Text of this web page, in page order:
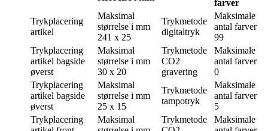
farver
Trykplacering
artikel
Maksimal
størrelse i mm
241 x 25
Trykmetode
digitaltryk
Maksimale
antal farver
99
Trykplacering
artikel bagside
øverst
Maksimal
størrelse i mm
30 x 20
Trykmetode
CO2
gravering
Maksimale
antal farver
0
Trykplacering
artikel bagside
øverst
Maksimal
størrelse i mm
25 x 15
Trykmetode
tampotryk
Maksimale
antal farver
5
Trykplacering
Maksimal
Trykmetode
Maksimale